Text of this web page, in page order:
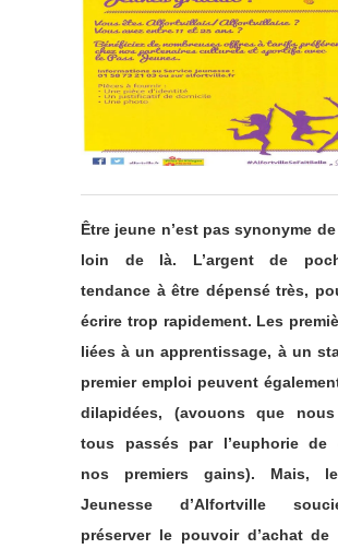
Être jeune n’est pas synonyme
loin de là. L’argent de
tendance à être dépensé très,
écrire trop rapidement. Les
liées à un apprentissage, à un
premier emploi peuvent
dilapidées, (avouons que nous
tous passés par l’euphorie de
nos premiers gains). Mais,
Jeunesse d’Alfortville
préserver le pouvoir d’achat